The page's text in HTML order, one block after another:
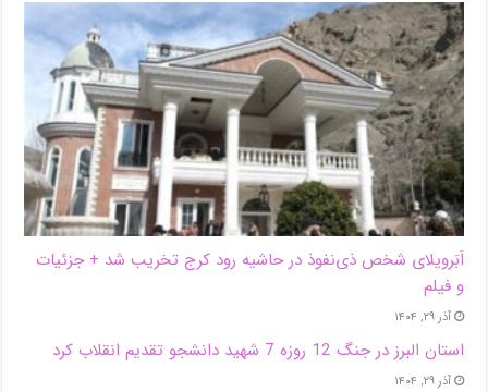
اَبَر‌ویلای شخص ذی‌نفوذ در حاشیه‌ رود کرج تخریب شد + جزئیات
و فیلم
آذر ۲۹, ۱۴۰۴
استان البرز در جنگ 12 روزه 7 شهید دانشجو تقدیم انقلاب کرد
آذر ۲۹, ۱۴۰۴